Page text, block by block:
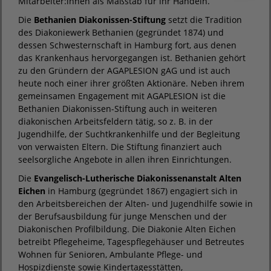
Die Bethanien Diakonissen-Stiftung setzt die Tradition
des Diakoniewerk Bethanien (gegründet 1874) und
dessen Schwesternschaft in Hamburg fort, aus denen
das Krankenhaus hervorgegangen ist. Bethanien gehört
zu den Gründern der AGAPLESION gAG und ist auch
heute noch einer ihrer größten Aktionäre. Neben ihrem
gemeinsamen Engagement mit AGAPLESION ist die
Bethanien Diakonissen-Stiftung auch in weiteren
diakonischen Arbeitsfeldern tätig, so z. B. in der
Jugendhilfe, der Suchtkrankenhilfe und der Begleitung
von verwaisten Eltern. Die Stiftung finanziert auch
seelsorgliche Angebote in allen ihren Einrichtungen.
Die Evangelisch-Lutherische Diakonissenanstalt Alten
Eichen in Hamburg (gegründet 1867) engagiert sich in
den Arbeitsbereichen der Alten- und Jugendhilfe sowie in
der Berufsausbildung für junge Menschen und der
Diakonischen Profilbildung. Die Diakonie Alten Eichen
betreibt Pflegeheime, Tagespflegehäuser und Betreutes
Wohnen für Senioren, Ambulante Pflege- und
Hospizdienste sowie Kindertagesstätten,